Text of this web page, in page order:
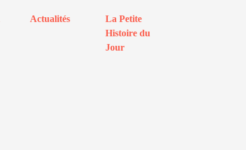
Actualités
La Petite
Histoire du
Jour